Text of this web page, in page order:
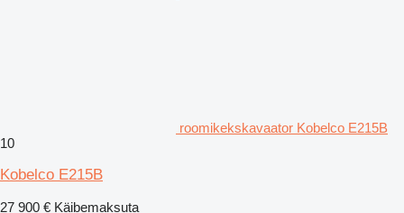
roomikekskavaator Kobelco E215B
10
Kobelco E215B
27 900 € Käibemaksuta